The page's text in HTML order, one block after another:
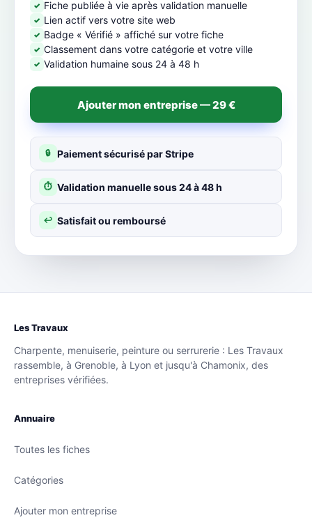
✓ Fiche publiée à vie après validation manuelle
✓ Lien actif vers votre site web
✓ Badge « Vérifié » affiché sur votre fiche
✓ Classement dans votre catégorie et votre ville
✓ Validation humaine sous 24 à 48 h
Ajouter mon entreprise — 29 €
🔒 Paiement sécurisé par Stripe
⏱ Validation manuelle sous 24 à 48 h
↩ Satisfait ou remboursé
Les Travaux
Charpente, menuiserie, peinture ou serrurerie : Les Travaux
rassemble, à Grenoble, à Lyon et jusqu'à Chamonix, des
entreprises vérifiées.
Annuaire
Toutes les fiches
Catégories
Ajouter mon entreprise